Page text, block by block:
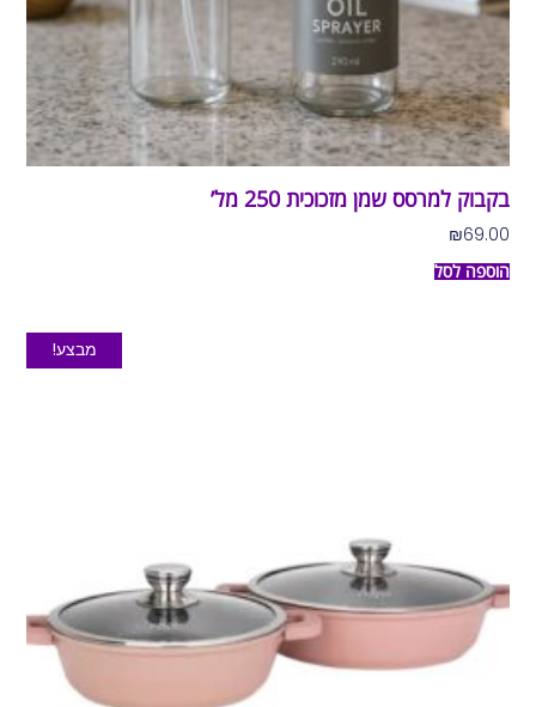
בקבוק למרסס שמן מזכוכית 250 מל’
₪69.00
הוספה לסל
מבצע!